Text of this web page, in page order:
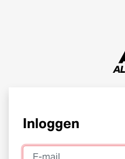
Inloggen
E-mail